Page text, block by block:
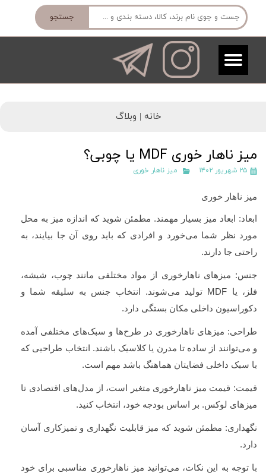
جستجو
خانه | وبلاگ
میز ناهار خوری MDF یا چوبی؟
۲۵ شهریور ۱۴۰۲ میز ناهار خوری
میز ناهار خوری
ابعاد: ابعاد میز بسیار مهمند. مطمئن شوید که اندازه میز به محل
مورد نظر شما می‌خورد و افرادی که باید روی آن جا بیایند، به
راحتی جا دارند.
جنس: میزهای ناهارخوری از مواد مختلفی مانند چوب، شیشه،
فلز، یا MDF تولید می‌شوند. انتخاب جنس به سلیقه شما و
دکوراسیون داخلی مکان بستگی دارد.
طراحی: میزهای ناهارخوری در طرح‌ها و سبک‌های مختلفی آمده
و می‌توانند از ساده تا مدرن یا کلاسیک باشند. انتخاب طراحیی که
با سبک داخلی فضایتان هماهنگ باشد مهم است.
قیمت: قیمت میز ناهارخوری متغیر است، از مدل‌های اقتصادی تا
میزهای لوکس. بر اساس بودجه خود، انتخاب کنید.
نگهداری: مطمئن شوید که میز قابلیت نگهداری و تمیزکاری آسان
دارد.
با توجه به این نکات، می‌توانید میز ناهارخوری مناسبی برای خود